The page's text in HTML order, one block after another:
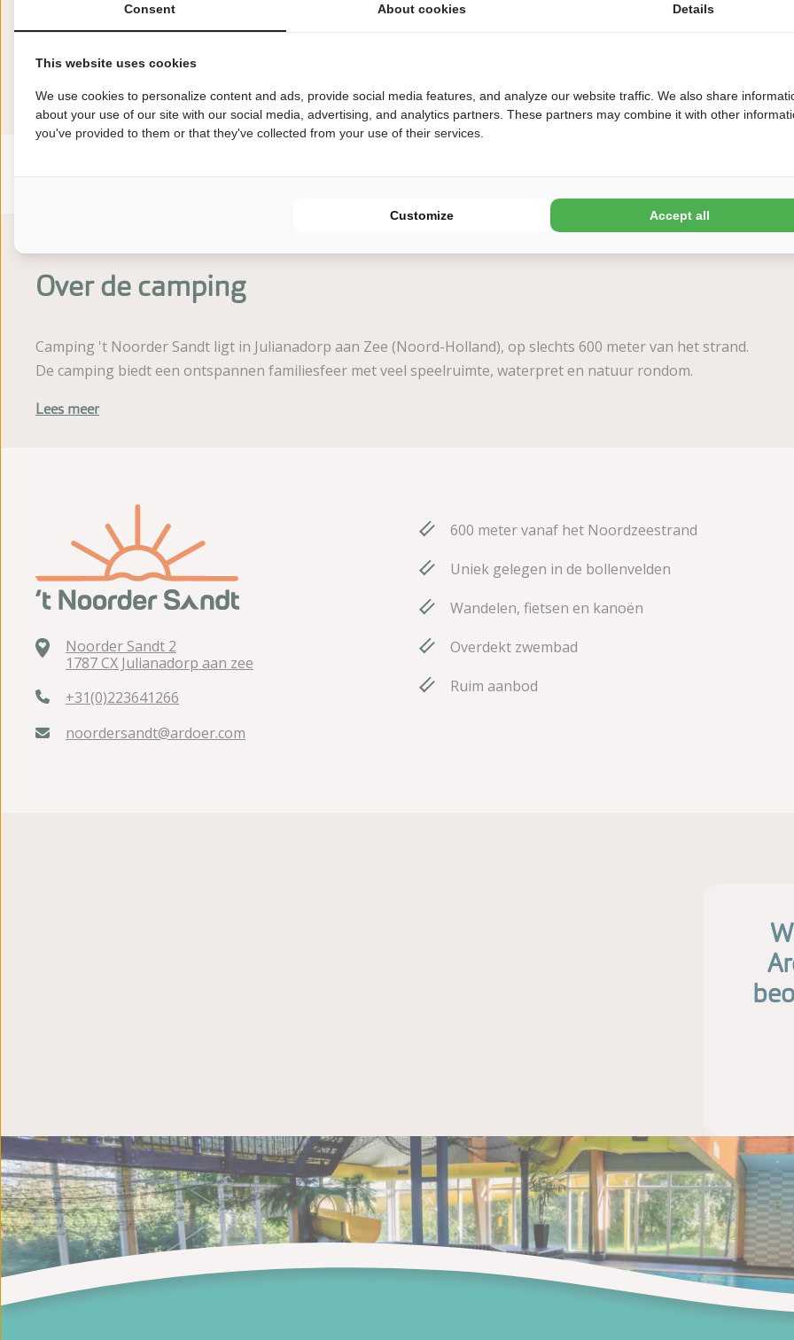
Beoordelingen
Deze accommodatie scoort een
8.7
Over de camping
Camping 't Noorder Sandt ligt in Julianadorp aan Zee (Noord-Holland), op slechts 600 meter van het strand.
De camping biedt een ontspannen familiesfeer met veel speelruimte, waterpret en natuur rondom.
Lees meer
Noorder Sandt 2
1787 CX Julianadorp aan zee
+31(0)223641266
noordersandt@ardoer.com
600 meter vanaf het Noordzeestrand
Uniek gelegen in de bollenvelden
Wandelen, fietsen en kanoën
Overdekt zwembad
Ruim aanbod
Consent About cookies Details
This website uses cookies
We use cookies to personalize content and ads, provide social media features, and analyze our website traffic. We also share
about your use of our site with our social media, advertising, and analytics partners. These partners may combine it with other
you've provided to them or that they've collected from your use of their services.
Customize Accept all